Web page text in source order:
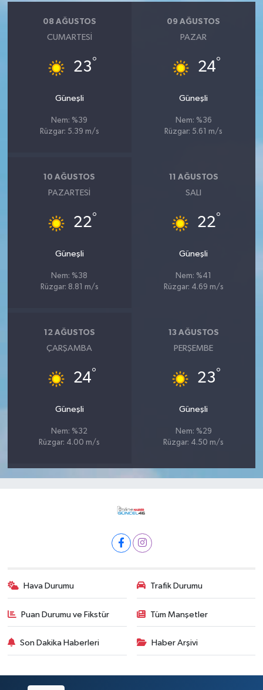
08 AĞUSTOS
CUMARTESI
23°
Güneşli
Nem: %39
Rüzgar: 5.39 m/s
09 AĞUSTOS
PAZAR
24°
Güneşli
Nem: %36
Rüzgar: 5.61 m/s
10 AĞUSTOS
PAZARTESI
22°
Güneşli
Nem: %38
Rüzgar: 8.81 m/s
11 AĞUSTOS
SALI
22°
Güneşli
Nem: %41
Rüzgar: 4.69 m/s
12 AĞUSTOS
ÇARŞAMBA
24°
Güneşli
Nem: %32
Rüzgar: 4.00 m/s
13 AĞUSTOS
PERŞEMBE
23°
Güneşli
Nem: %29
Rüzgar: 4.50 m/s
Hava Durumu Trafik Durumu
Puan Durumu ve Fikstür Tüm Manşetler
Son Dakika Haberleri Haber Arşivi